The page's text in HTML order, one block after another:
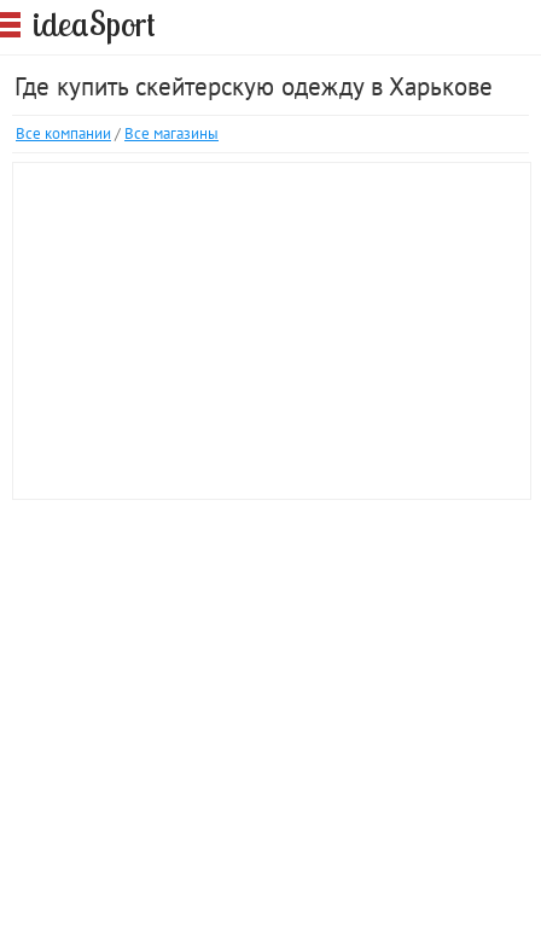
ideaSport
Где купить скейтерскую одежду в Харькове
Все компании / Все магазины